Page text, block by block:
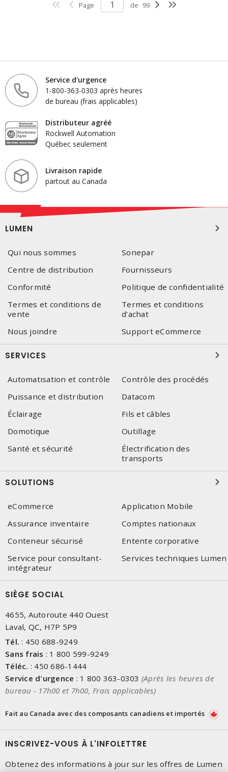
Page de 99
Service d'urgence
1-800-363-0303 après heures
de bureau (frais applicables)
Distributeur agréé
Rockwell Automation
Québec seulement
Livraison rapide
partout au Canada
LUMEN
Qui nous sommes
Sonepar
Centre de distribution
Fournisseurs
Conformité
Politique de confidentialité
Termes et conditions de
vente
Termes et conditions
d'achat
Nous joindre
Support eCommerce
SERVICES
Automatisation et contrôle
Contrôle des procédés
Puissance et distribution
Datacom
Éclairage
Fils et câbles
Domotique
Outillage
Santé et sécurité
Électrification des
transports
SOLUTIONS
eCommerce
Application Mobile
Assurance inventaire
Comptes nationaux
Conteneur sécurisé
Entente corporative
Service pour consultant-
intégrateur
Services techniques Lumen
SIÈGE SOCIAL
4655, Autoroute 440 Ouest
Laval, QC, H7P 5P9
Tél. : 450 688-9249
Sans frais : 1 800 599-9249
Téléc. : 450 686-1444
Service d'urgence : 1 800 363-0303 (Après les heures de
bureau - 17h00 et 7h00, Frais applicables)
Fait au Canada avec des composants canadiens et importés
INSCRIVEZ-VOUS À L'INFOLETTRE
Obtenez des informations à jour sur les offres de Lumen